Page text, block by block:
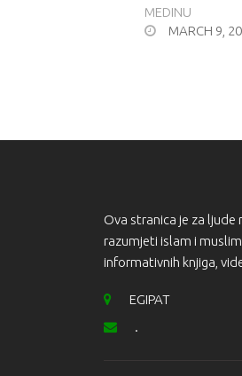
MEDINU
MARCH 9,
Ova stranica je za ljude
razumjeti islam i
informativnih knjiga,
EGIPAT
.